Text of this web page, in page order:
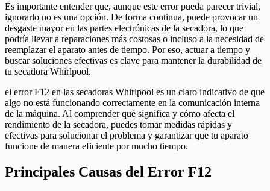
Es importante entender que, aunque este error pueda parecer trivial,
ignorarlo no es una opción. De forma continua, puede provocar un
desgaste mayor en las partes electrónicas de la secadora, lo que
podría llevar a reparaciones más costosas o incluso a la necesidad de
reemplazar el aparato antes de tiempo. Por eso, actuar a tiempo y
buscar soluciones efectivas es clave para mantener la durabilidad de
tu secadora Whirlpool.
el error F12 en las secadoras Whirlpool es un claro indicativo de que
algo no está funcionando correctamente en la comunicación interna
de la máquina. Al comprender qué significa y cómo afecta el
rendimiento de la secadora, puedes tomar medidas rápidas y
efectivas para solucionar el problema y garantizar que tu aparato
funcione de manera eficiente por mucho tiempo.
Principales Causas del Error F12